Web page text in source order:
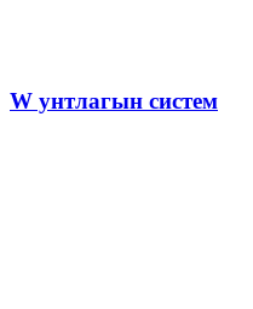
W унтлагын систем